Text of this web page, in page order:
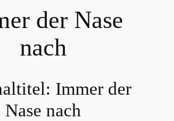
der Nase
nach
Immer der
Nase nach